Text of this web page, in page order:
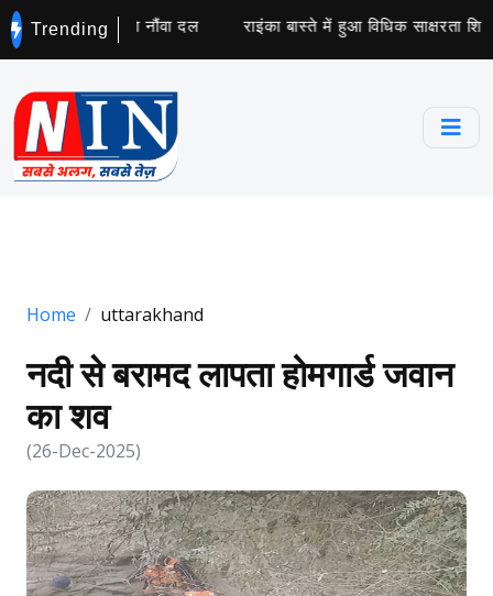
Trending
यात्रियों का नौंवा दल राइंका बास्ते में हुआ विधिक साक्षरता
Home uttarakhand
नदी से बरामद लापता होमगार्ड जवान
का शव
(26-Dec-2025)